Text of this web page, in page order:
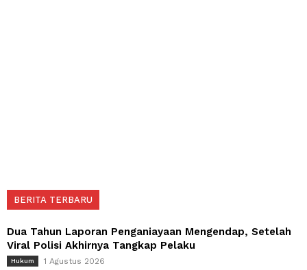
BERITA TERBARU
Dua Tahun Laporan Penganiayaan Mengendap, Setelah
Viral Polisi Akhirnya Tangkap Pelaku
Hukum 1 Agustus 2026